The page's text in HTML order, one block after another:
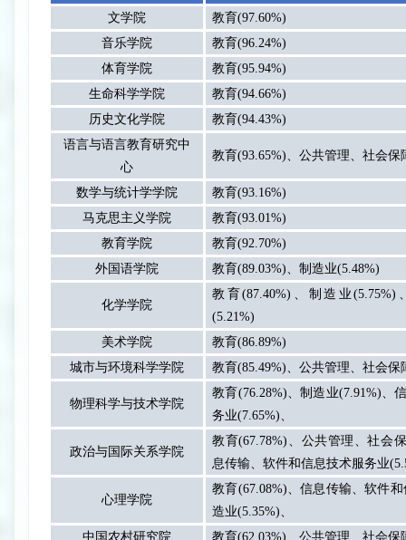
文学院
教育(97.60%)
音乐学院
教育(96.24%)
体育学院
教育(95.94%)
生命科学学院
教育(94.66%)
历史文化学院
教育(94.43%)
语言与语言教育研究中
心
教育(93.65%) 、公共管理、社会
数学与统计学学院 教育(93.16%)
马克思主义学院
教育(93.01%)
教育学院
教育(92.70%)
外国语学院
教育(89.03%) 、制造业(5.48%)
化学学院
教育(87.40%) 、制造业(5.75%)
(5.21%)
美术学院
教育(86.89%)
城市与环境科学学院
教育(85.49%) 、公共管理、社会
物理科学与技术学院
教育(76.28%) 、制造业(7.91%) 、
务业(7.65%)
政治与国际关系学院
教育(67.78%) 、公共管理、社会
息传输、软件和信息技术服务业
心理学院
教育(67.08%) 、信息传输、软件
造业(5.35%)
中国农村研究院
教育(62.03%) 、公共管理、社会